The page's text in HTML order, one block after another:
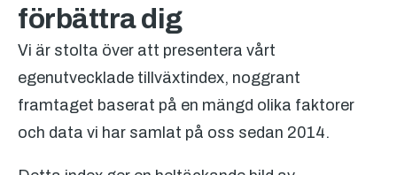
förbättra dig
Vi är stolta över att presentera vårt
egenutvecklade tillväxtindex, noggrant
framtaget baserat på en mängd olika faktorer
och data vi har samlat på oss sedan 2014.